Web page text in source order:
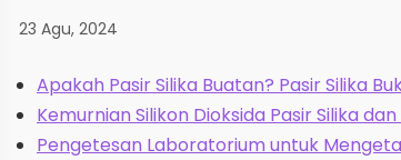
23 Agu, 2024
Apakah Pasir Silika Buatan? Pasir Silika
Kemurnian Silikon Dioksida Pasir Silika
Pengetesan Laboratorium untuk